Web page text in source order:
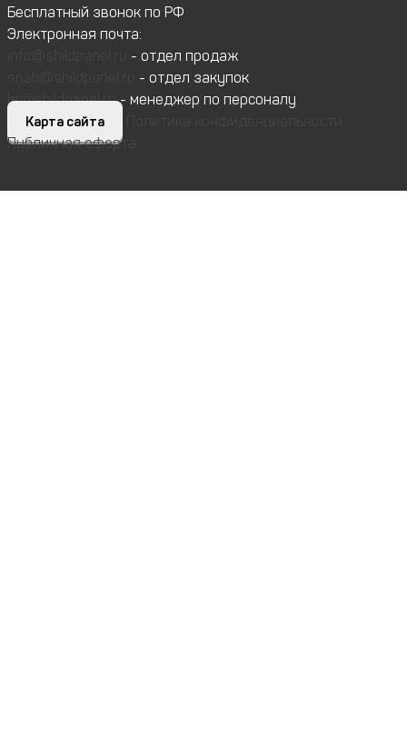
Бесплатный звонок по РФ
Электронная почта:
- отдел продаж
- отдел закупок
hr@shildpanel.ru- менеджер по персоналу
Карта сайта
Публичная оферта